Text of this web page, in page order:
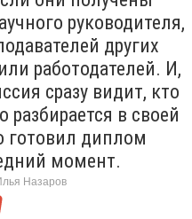
руководителя,
других
работодателей. И,
сразу видит, кто
разбирается в своей
готовил диплом
момент.
Назаров